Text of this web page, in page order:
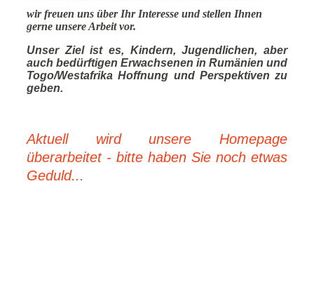
wir freuen uns über Ihr Interesse und stellen Ihnen
gerne unsere Arbeit vor.
Unser Ziel ist es, Kindern, Jugendlichen, aber
auch bedürftigen Erwachsenen in Rumänien und
Togo/Westafrika Hoffnung und Perspektiven zu
geben.
Aktuell wird unsere Homepage
überarbeitet - bitte haben Sie noch etwas
Geduld...